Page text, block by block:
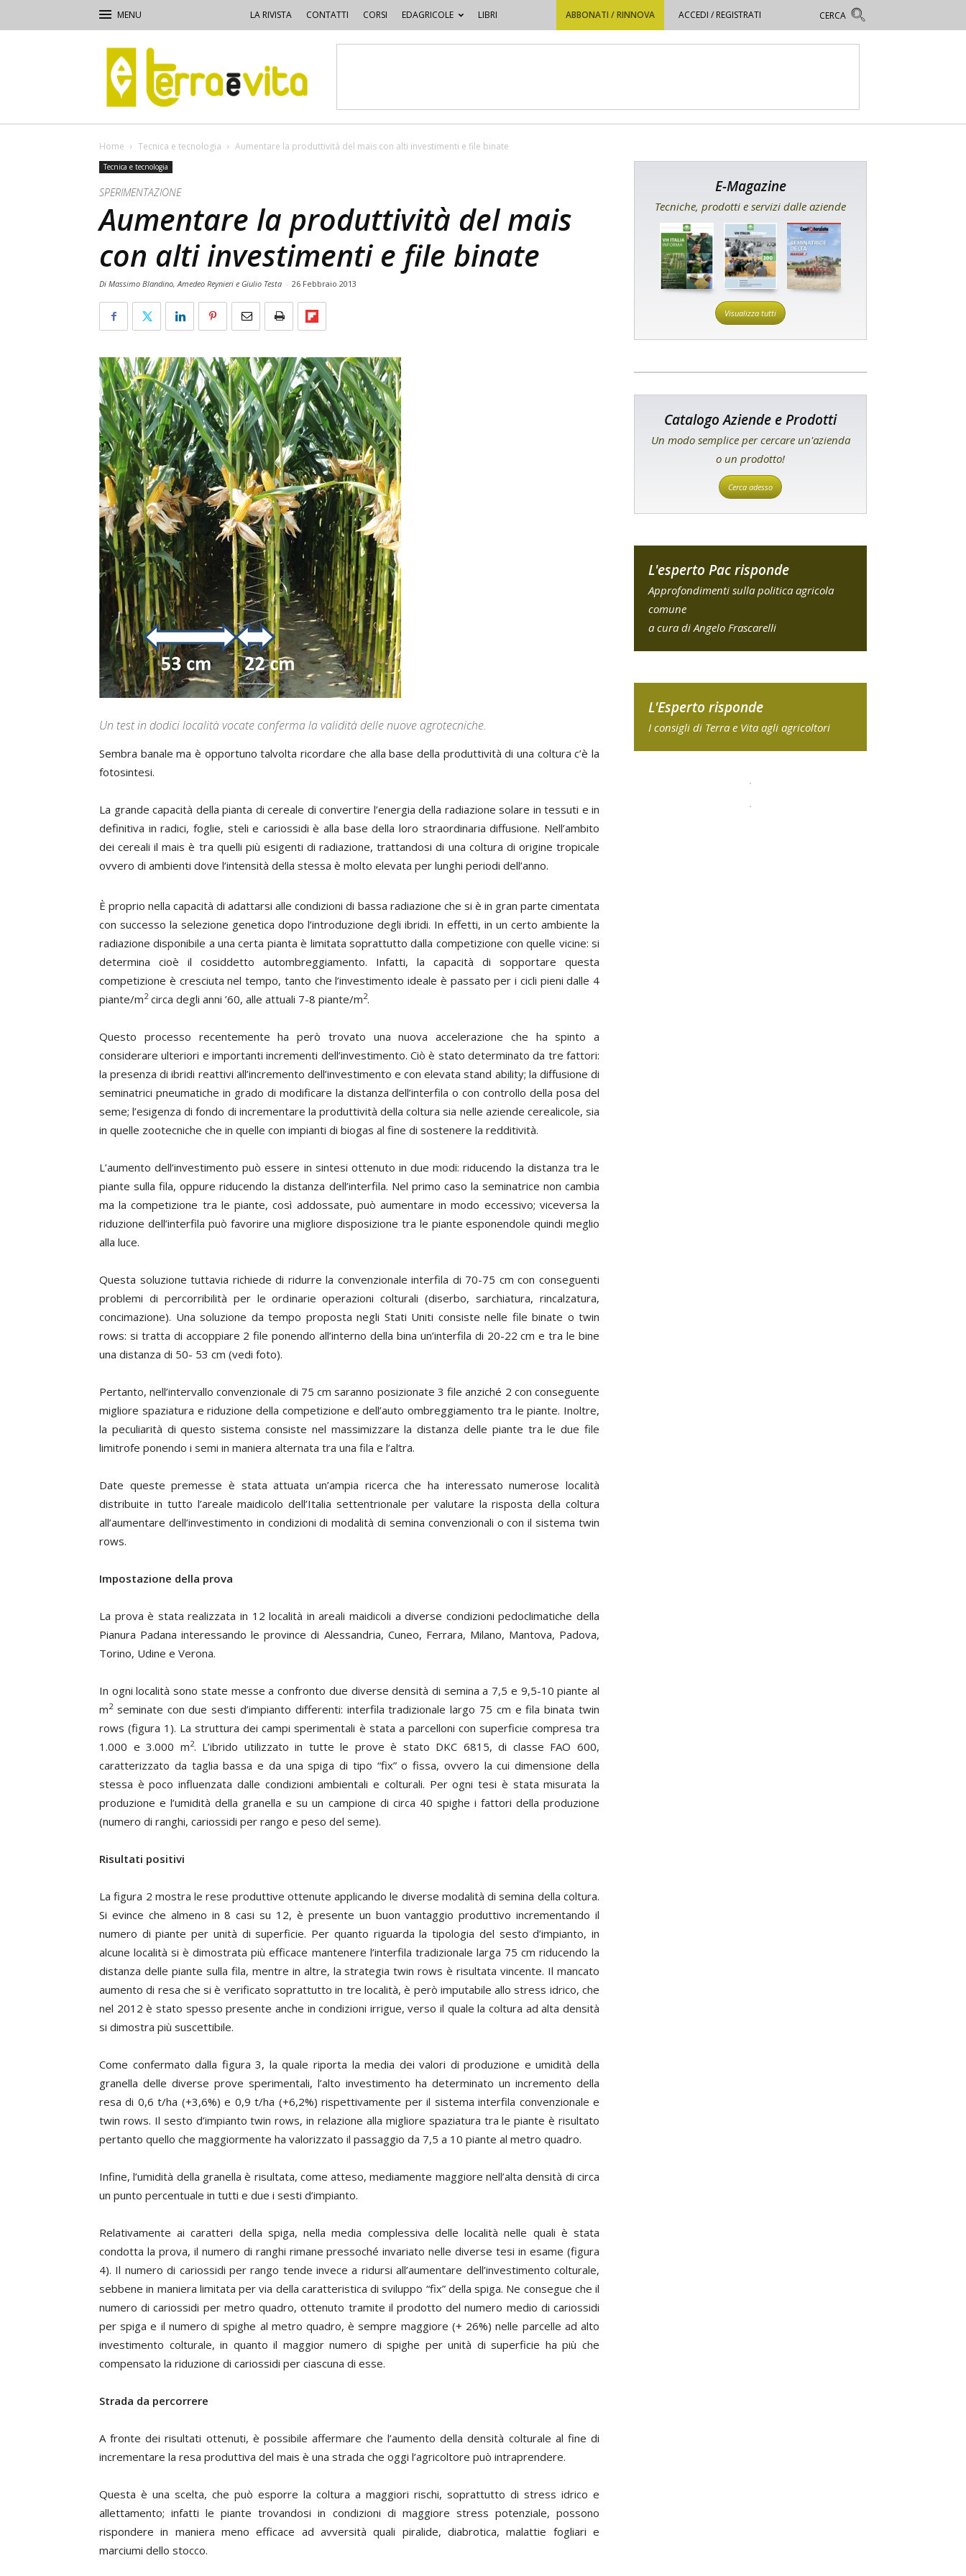
LA RIVISTA CONTATTI CORSI EDAGRICOLE LIBRI ABBONATI / RINNOVA ACCEDI / REGISTRATI
Terra
e
Vita
Home Tecnica e tecnologia Aumentare la produttività del mais con alti investimenti e file binate
Tecnica e tecnologia
SPERIMENTAZIONE
Aumentare la produttività del mais
con alti investimenti e file binate
Di Massimo Blandino, Amedeo Reynieri e Giulio Testa - 26 Febbraio 2013
Un test in dodici località vocate conferma la validità delle nuove agrotecniche.
Sembra banale ma è opportuno talvolta ricordare che alla base della produttività di una coltura c’è la
fotosintesi.
La grande capacità della pianta di cereale di convertire l’energia della radiazione solare in tessuti e in
definitiva in radici, foglie, steli e cariossidi è alla base della loro straordinaria diffusione. Nell’ambito
dei cereali il mais è tra quelli più esigenti di radiazione, trattandosi di una coltura di origine tropicale
ovvero di ambienti dove l’intensità della stessa è molto elevata per lunghi periodi dell’anno.
È proprio nella capacità di adattarsi alle condizioni di bassa radiazione che si è in gran parte cimentata
con successo la selezione genetica dopo l’introduzione degli ibridi. In effetti, in un certo ambiente la
radiazione disponibile a una certa pianta è limitata soprattutto dalla competizione con quelle vicine: si
determina cioè il cosiddetto autombreggiamento. Infatti, la capacità di sopportare questa
competizione è cresciuta nel tempo, tanto che l’investimento ideale è passato per i cicli pieni dalle 4
piante/m2circa degli anni ’60, alle attuali 7-8 piante/m2.
Questo processo recentemente ha però trovato una nuova accelerazione che ha spinto a
considerare ulteriori e importanti incrementi dell’investimento. Ciò è stato determinato da tre fattori:
la presenza di ibridi reattivi all’incremento dell’investimento e con elevatastand ability; la diffusione di
seminatrici pneumatiche in grado di modificare la distanza dell’interfila o con controllo della posa del
seme; l’esigenza di fondo di incrementare la produttività della coltura sia nelle aziende cerealicole, sia
in quelle zootecniche che in quelle con impianti di biogas al fine di sostenere la redditività.
L’aumento dell’investimento può essere in sintesi ottenuto in due modi: riducendo la distanza tra le
piante sulla fila, oppure riducendo la distanza dell’interfila. Nel primo caso la seminatrice non cambia
ma la competizione tra le piante, così addossate, può aumentare in modo eccessivo; viceversa la
riduzione dell’interfila può favorire una migliore disposizione tra le piante esponendole quindi meglio
alla luce.
Questa soluzione tuttavia richiede di ridurre la convenzionale interfila di 70-75 cm con conseguenti
problemi di percorribilità per le ordinarie operazioni colturali (diserbo, sarchiatura, rincalzatura,
concimazione). Una soluzione da tempo proposta negli Stati Uniti consiste nelle file binate o twin
rows: si tratta di accoppiare 2 file ponendo all’interno della bina un’interfila di 20-22 cm e tra le bine
una distanza di 50- 53 cm (vedi foto).
Pertanto, nell’intervallo convenzionale di 75 cm saranno posizionate 3 file anziché 2 con conseguente
migliore spaziatura e riduzione della competizione e dell’auto ombreggiamento tra le piante. Inoltre,
la peculiarità di questo sistema consiste nel massimizzare la distanza delle piante tra le due file
limitrofe ponendo i semi in maniera alternata tra una fila e l’altra.
Date queste premesse è stata attuata un’ampia ricerca che ha interessato numerose località
distribuite in tutto l’areale maidicolo dell’Italia settentrionale per valutare la risposta della coltura
all’aumentare dell’investimento in condizioni di modalità di semina convenzionali o con il sistema twin
rows.
Impostazione della prova
La prova è stata realizzata in 12 località in areali maidicoli a diverse condizioni pedoclimatiche della
Pianura Padana interessando le province di Alessandria, Cuneo, Ferrara, Milano, Mantova, Padova,
Torino, Udine e Verona.
In ogni località sono state messe a confronto due diverse densità di semina a 7,5 e 9,5-10 piante al
m2seminate con due sesti d’impianto differenti: interfila tradizionale largo 75 cm e fila binata twin
rows (figura 1). La struttura dei campi sperimentali è stata a parcelloni con superficie compresa tra
1.000 e 3.000 m2. L’ibrido utilizzato in tutte le prove è stato DKC 6815, di classe FAO 600,
caratterizzato da taglia bassa e da una spiga di tipo “fix” o fissa, ovvero la cui dimensione della
stessa è poco influenzata dalle condizioni ambientali e colturali. Per ogni tesi è stata misurata la
produzione e l’umidità della granella e su un campione di circa 40 spighe i fattori della produzione
(numero di ranghi, cariossidi per rango e peso del seme).
Risultati positivi
Lafigura 2 mostra le rese produttive ottenute applicando le diverse modalità di semina della coltura.
Si evince che almeno in 8 casi su 12, è presente un buon vantaggio produttivo incrementando il
numero di piante per unità di superficie. Per quanto riguarda la tipologia del sesto d’impianto, in
alcune località si è dimostrata più efficace mantenere l’interfila tradizionale larga 75 cm riducendo la
distanza delle piante sulla fila, mentre in altre, la strategia twin rows è risultata vincente. Il mancato
aumento di resa che si è verificato soprattutto in tre località, è però imputabile allo stress idrico, che
nel 2012 è stato spesso presente anche in condizioni irrigue, verso il quale la coltura ad alta densità
si dimostra più suscettibile.
Come confermato dalla figura 3, la quale riporta la media dei valori di produzione e umidità della
granella delle diverse prove sperimentali, l’alto investimento ha determinato un incremento della
resa di 0,6 t/ha (+3,6%) e 0,9 t/ha (+6,2%) rispettivamente per il sistema interfila convenzionale e
twin rows. Il sesto d’impianto twin rows, in relazione alla migliore spaziatura tra le piante è risultato
pertanto quello che maggiormente ha valorizzato il passaggio da 7,5 a 10 piante al metro quadro.
Infine, l’umidità della granella è risultata, come atteso, mediamente maggiore nell’alta densità di circa
un punto percentuale in tutti e due i sesti d’impianto.
Relativamente ai caratteri della spiga, nella media complessiva delle località nelle quali è stata
condotta la prova, il numero di ranghi rimane pressoché invariato nelle diverse tesi in esame (figura
4). Il numero di cariossidi per rango tende invece a ridursi all’aumentare dell’investimento colturale,
sebbene in maniera limitata per via della caratteristica di sviluppo “fix” della spiga. Ne consegue che il
numero di cariossidi per metro quadro, ottenuto tramite il prodotto del numero medio di cariossidi
per spiga e il numero di spighe al metro quadro, è sempre maggiore (+ 26%) nelle parcelle ad alto
investimento colturale, in quanto il maggior numero di spighe per unità di superficie ha più che
compensato la riduzione di cariossidi per ciascuna di esse.
Strada da percorrere
A fronte dei risultati ottenuti, è possibile affermare che l’aumento della densità colturale al fine di
incrementare la resa produttiva del mais è una strada che oggi l’agricoltore può intraprendere.
Questa è una scelta, che può esporre la coltura a maggiori rischi, soprattutto di stress idrico e
allettamento; infatti le piante trovandosi in condizioni di maggiore stress potenziale, possono
rispondere in maniera meno efficace ad avversità quali piralide, diabrotica, malattie fogliari e
marciumi dello stocco.
E-Magazine
Tecniche, prodotti e servizi dalle aziende
Visualizza tutti
Catalogo Aziende e Prodotti
Un modo semplice per cercare un'azienda
o un prodotto!
Cerca adesso
L'esperto Pac risponde
Approfondimenti sulla politica agricola
comune
a cura di Angelo Frascarelli
L'Esperto risponde
I consigli di Terra e Vita agli agricoltori